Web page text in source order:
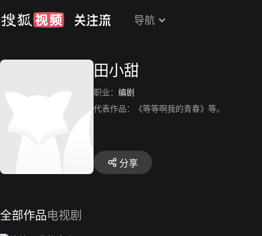
导航
田小甜
职业： 编剧
代表作品：《等等啊我的青春》等。
分享
全部作品电视剧